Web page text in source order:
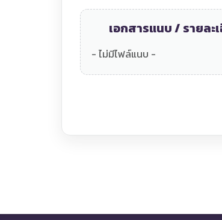
เอกสารแนบ / รายละ
- ไม่มีไฟล์แนบ -